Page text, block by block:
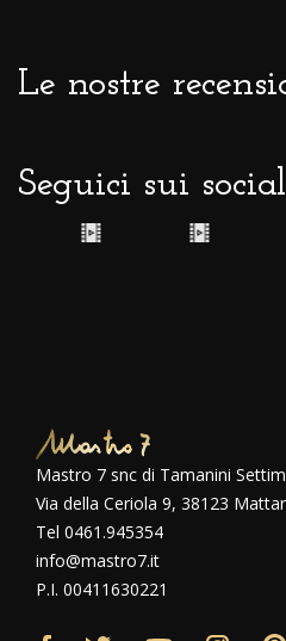
Le nostre
Seguici sui social
Mastro 7 snc di Tamanini
Via della Ceriola 9, 38123
Tel 0461.945354
info@mastro7.it
P.I. 00411630221